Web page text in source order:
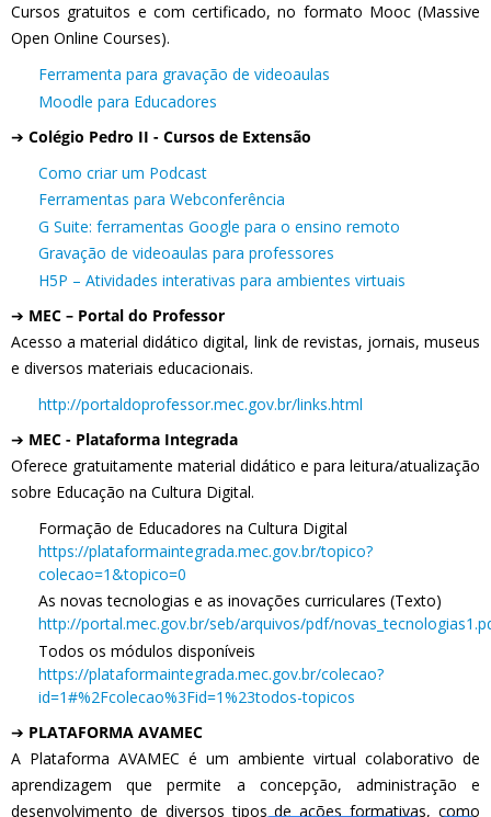
Cursos gratuitos e com certificado, no formato Mooc (Massive
Open Online Courses).
Ferramenta para gravação de videoaulas
Moodle para Educadores
➔ Colégio Pedro II - Cursos de Extensão
Como criar um Podcast
Ferramentas para Webconferência
G Suite: ferramentas Google para o ensino remoto
Gravação de videoaulas para professores
H5P – Atividades interativas para ambientes virtuais
➔ MEC – Portal do Professor
Acesso a material didático digital, link de revistas, jornais, museus
e diversos materiais educacionais.
http://portaldoprofessor.mec.gov.br/links.html
➔ MEC - Plataforma Integrada
Oferece gratuitamente material didático e para leitura/atualização
sobre Educação na Cultura Digital.
Formação de Educadores na Cultura Digital
https://plataformaintegrada.mec.gov.br/topico?
colecao=1&topico=0
As novas tecnologias e as inovações curriculares (Texto)
http://portal.mec.gov.br/seb/arquivos/pdf/
Todos os módulos disponíveis
https://plataformaintegrada.mec.gov.br/colecao?
id=1#%2Fcolecao%3Fid=1%23todos-topicos
➔ PLATAFORMA AVAMEC
A Plataforma AVAMEC é um ambiente virtual colaborativo de
aprendizagem que permite a concepção, administração e
desenvolvimento de diversos tipos de ações formativas, como